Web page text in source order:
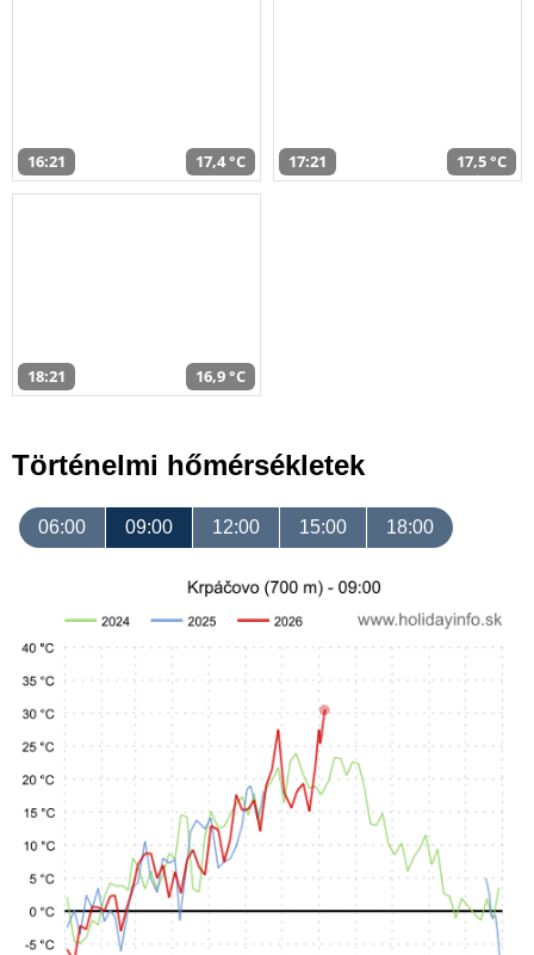
16:21 17,4 °C 17:21 17,5 °C
18:21 16,9 °C
Történelmi hőmérsékletek
06:00 09:00 12:00 15:00 18:00